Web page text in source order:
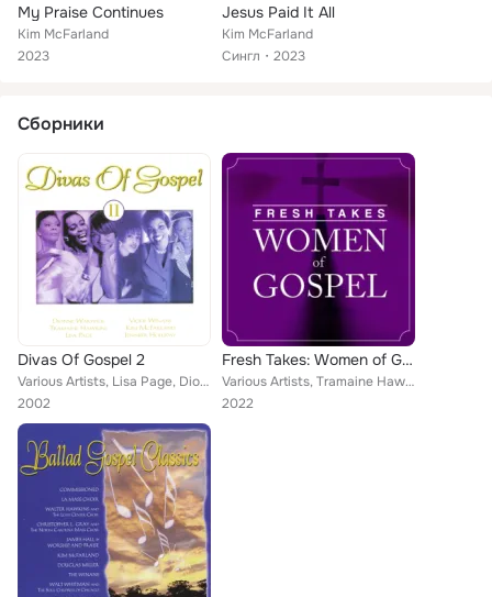
My Praise Continues
Kim McFarland
2023
Jesus Paid It All
Kim McFarland
Сингл
2023
Сборники
Divas Of Gospel 2
Various Artists, Lisa Page, Dionne Warwick, Tramaine Hawkins, Kim McFarland, Jennifer Holliday, Vickie Winans
2002
Fresh Takes: Women of Gospel
Various Artists, Tramaine Hawkins, Kim McFarland, Jennifer Holliday, Sandra Crouch, Vickie Winans
2022